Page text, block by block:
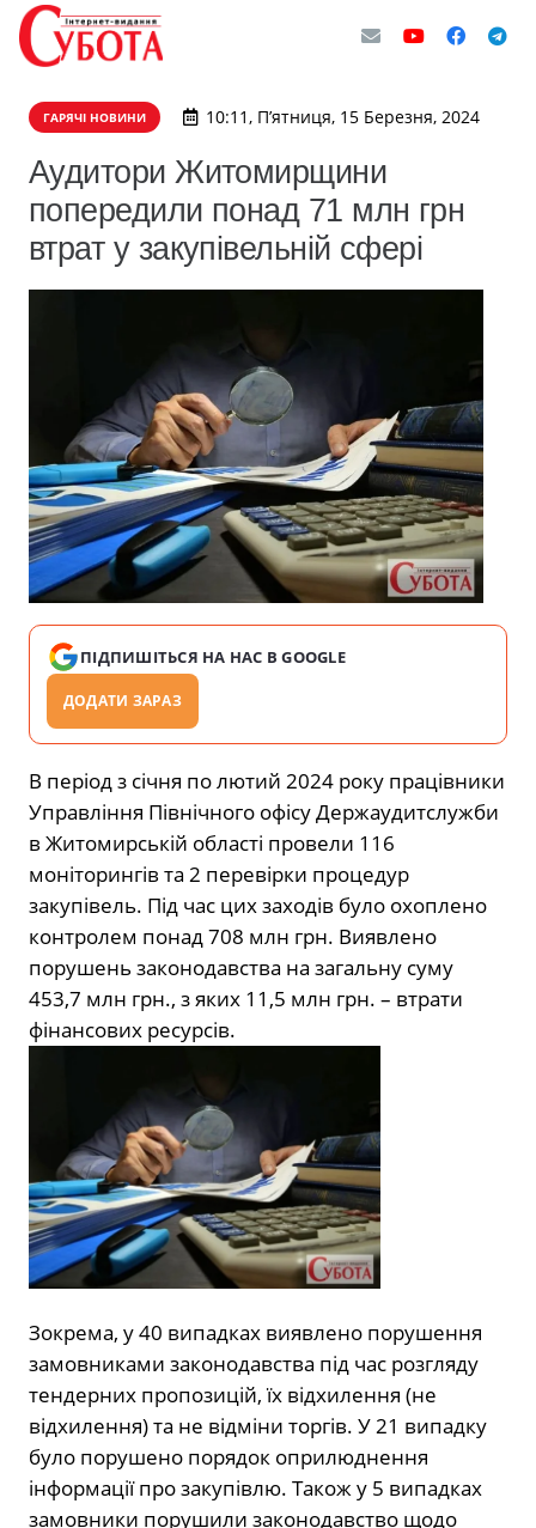
ГАРЯЧІ НОВИНИ 10:11, П’ятниця, 15 Березня, 2024
Аудитори Житомирщини
попередили понад 71 млн грн
втрат у закупівельній сфері
ПІДПИШІТЬСЯ НА НАС В GOOGLE
ДОДАТИ ЗАРАЗ
В період з січня по лютий 2024 року працівники
Управління Північного офісу Держаудитслужби
в Житомирській області провели 116
моніторингів та 2 перевірки процедур
закупівель. Під час цих заходів було охоплено
контролем понад 708 млн грн. Виявлено
порушень законодавства на загальну суму
453,7 млн грн., з яких 11,5 млн грн. – втрати
фінансових ресурсів.
Зокрема, у 40 випадках виявлено порушення
замовниками законодавства під час розгляду
тендерних пропозицій, їх відхилення (не
відхилення) та не відміни торгів. У 21 випадку
було порушено порядок оприлюднення
інформації про закупівлю. Також у 5 випадках
замовники порушили законодавство щодо